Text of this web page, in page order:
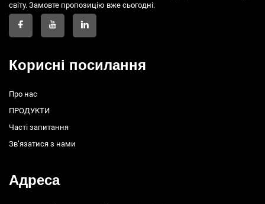
світу. Замовте пропозицію вже сьогодні.
Корисні посилання
Про нас
ПРОДУКТИ
Часті запитання
Зв’язатися з нами
Адреса